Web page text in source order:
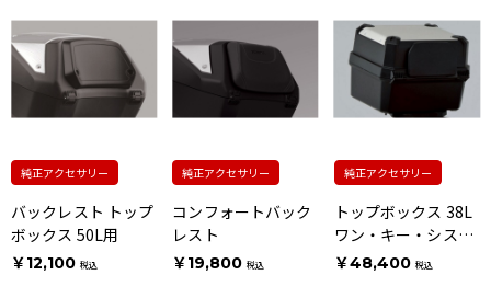
純正アクセサリー
バックレスト トップ
ボックス 50L用
￥12,100 税込
純正アクセサリー
コンフォートバック
レスト
￥19,800 税込
純正アクセサリー
トップボックス 38L
ワン・キー・システ
ムタイプ [ウェーブ
￥48,400 税込